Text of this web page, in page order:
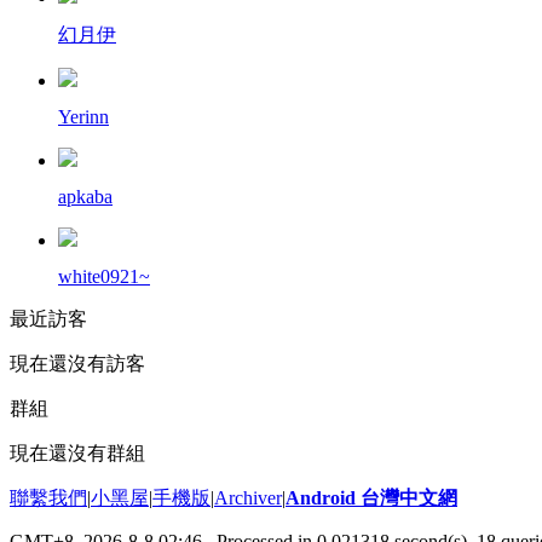
幻月伊
Yerinn
apkaba
white0921~
最近訪客
現在還沒有訪客
群組
現在還沒有群組
聯繫我們|小黑屋|手機版|Archiver|Android 台灣中文網